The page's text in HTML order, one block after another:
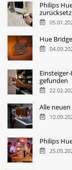
Philips
Hue
gefunden
Alle
Philips